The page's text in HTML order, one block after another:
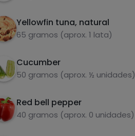
Yellowfin tuna, natural
65 gramos (aprox. 1 lata)
Cucumber
50 gramos (aprox. ½ unidades)
Red bell pepper
40 gramos (aprox. 0 unidades)